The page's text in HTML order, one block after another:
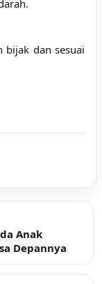
bijak dan sesuai
Anak
Depannya